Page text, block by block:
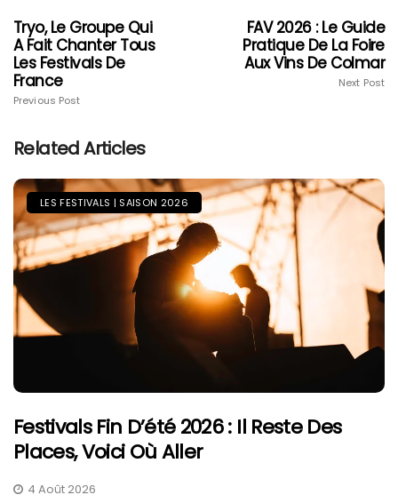
Tryo, Le Groupe Qui
A Fait Chanter Tous
Les Festivals De
France
Previous Post
FAV 2026 : Le Guide
Pratique De La Foire
Aux Vins De Colmar
Next Post
Related Articles
LES FESTIVALS | SAISON 2026
Festivals Fin D’été 2026 : Il Reste Des
Places, Voici Où Aller
4 Août 2026